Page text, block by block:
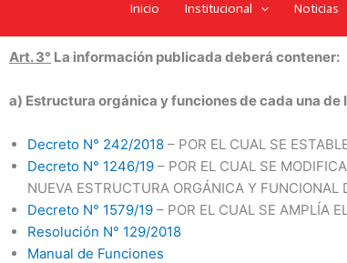
Inicio Institucional Noticias
Art. 3° La información publicada deberá contener:
a) Estructura orgánica y funciones de cada una de
Decreto N° 242/2018 – POR EL CUAL SE
Decreto N° 1246/19 – POR EL CUAL SE
NUEVA ESTRUCTURA ORGÁNICA Y FUNCIONAL
Decreto N° 1579/19 – POR EL CUAL SE AMPLÍA
Resolución N° 129/2018
Manual de Funciones